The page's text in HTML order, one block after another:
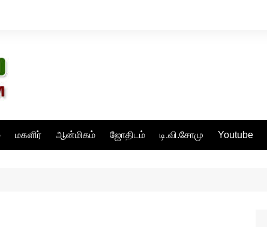
மகளிர் ஆன்மிகம் ஜோதிடம் டி.வி.சோமு Youtube